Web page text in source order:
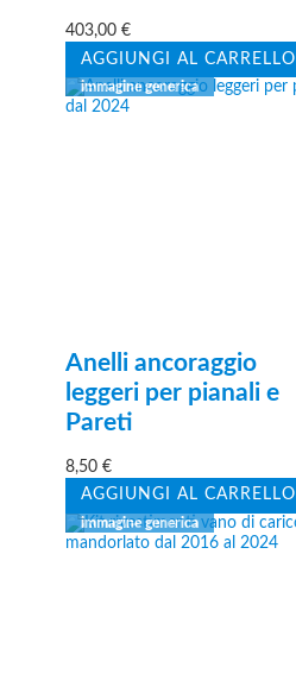
403,00€
AGGIUNGI AL CARRELLO
Anelli ancoraggio
leggeri per pianali e
Pareti
8,50€
AGGIUNGI AL CARRELLO